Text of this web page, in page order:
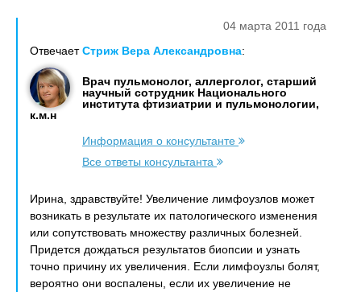
04 марта 2011 года
ОтвечаетСтриж Вера Александровна:
Врач пульмонолог, аллерголог, старший
научный сотрудник Национального
института фтизиатрии и пульмонологии,
к.м.н
Информация о консультанте
Все ответы консультанта
Ирина, здравствуйте! Увеличение лимфоузлов может
возникать в результате их патологического изменения
или сопутствовать множеству различных болезней.
Придется дождаться результатов биопсии и узнать
точно причину их увеличения. Если лимфоузлы болят,
вероятно они воспалены, если их увеличение не